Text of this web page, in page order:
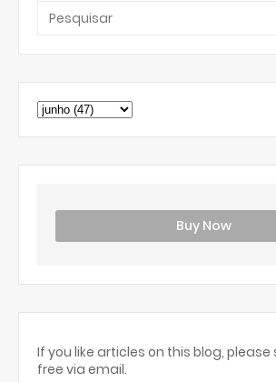
Buy Now
If you like articles on this blog,
free via email.